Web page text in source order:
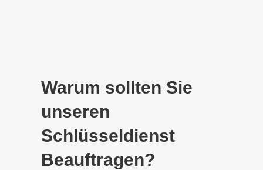
Warum sollten Sie
unseren
Schlüsseldienst
Beauftragen?